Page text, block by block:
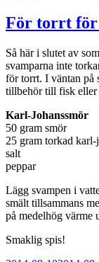
För torrt för
Så här i slutet av
svamparna inte
för torrt. I väntan på
tillbehör till fisk eller
Karl-Johanssmör
50 gram smör
25 gram torkad karl-
salt
peppar
Lägg svampen i
smält tillsammans
på medelhög värme
Smaklig spis!